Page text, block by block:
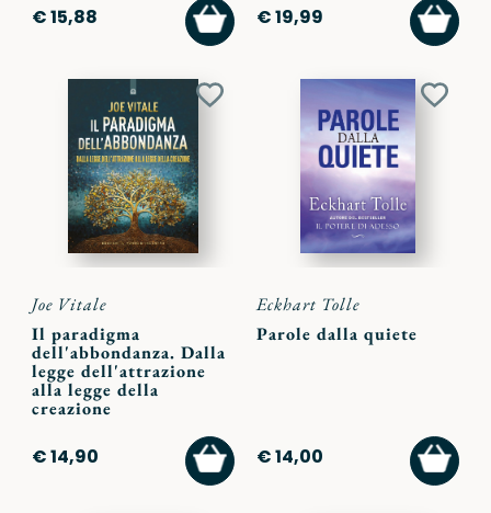
€ 15,88
AGGIUNGI
AL
CARRELLO
€ 19,99
AL
Aggiungi
Joe Vitale
Il paradigma
dell'abbondanza. Dalla
legge dell'attrazione
alla legge della
creazione
€ 14,90
AGGIUNGI
AL
CARRELLO
Eckhart Tolle
Parole dalla quiete
€ 14,00
AL